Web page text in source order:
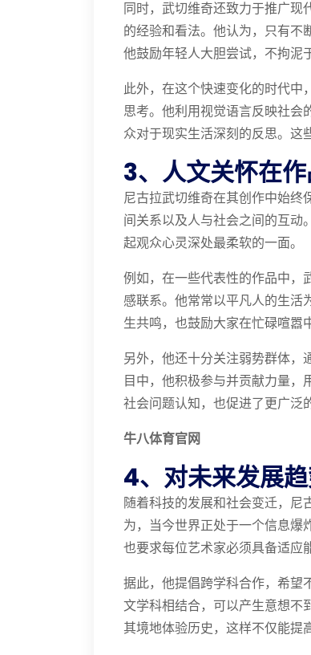
同时，武切维奇还致力于推广
的经验和看法。他认为，只有不
他鼓励年轻人大胆尝试，不拘泥
此外，在这个快速变化的时代中
思考。他利用视觉语言反映社会
众对于现实生活深刻的反思。这
3、人文关怀在
尼古拉武切维奇在其创作中始终
间关系以及人与社会之间的互动
起观众心灵深处最柔软的一面。
例如，在一些代表性的作品中，
感联系。他常常以平凡人的生活
生共鸣，也鼓励大家在忙碌喧嚣
另外，他还十分关注弱势群体，
目中，他积极参与并贡献力量，
社会问题认知，也促进了更广泛
⽜⼋体育官网
4、对未来发展
随着科技的发展和社会变迁，尼
为，当今世界正处于一个信息爆
也要求每位艺术家必须具备适应
据此，他提倡跨学科合作，希望
文学科相结合，可以产生意想不
其境地体验历史，这样不仅能提